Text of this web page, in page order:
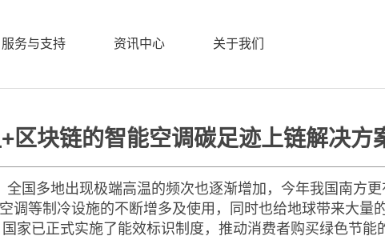
服务与支持 资讯中心 关于我们
区块链的智能空调碳足迹上链解决方
国多地出现极端高温的频次也逐渐增加，今年我国南方
调等制冷设施的不断增多及使用，同时也给地球带来大量
家已正式实施了能效标识制度，推动消费者购买绿色节能